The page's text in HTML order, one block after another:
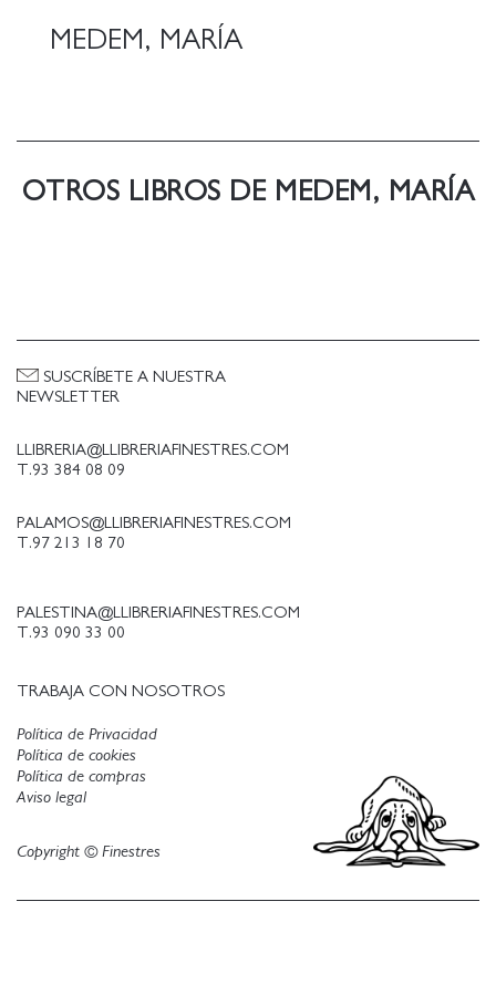
MEDEM, MARÍA
OTROS LIBROS DE MEDEM, MARÍA
LLIBRERIA@LLIBRERIAFINESTRES.COM
T.93 384 08 09
PALAMOS@LLIBRERIAFINESTRES.COM
T.97 213 18 70
PALESTINA@LLIBRERIAFINESTRES.COM
T.93 090 33 00
TRABAJA CON NOSOTROS
SUSCRÍBETE A NUESTRA
NEWSLETTER
Política de Privacidad
Política de cookies
Aviso legal
Política de compras
Copyright © Finestres